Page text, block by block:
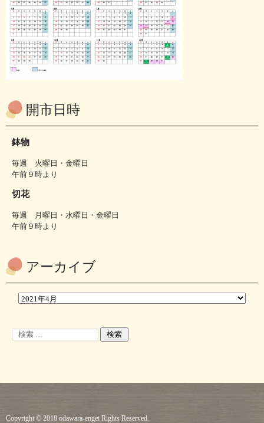
開市日時
鉢物
毎週 火曜日・金曜日
午前９時より
切花
毎週 月曜日・水曜日・金曜日
午前９時より
アーカイブ
Copyright © 2018 odawara-engei Rights Reserved.